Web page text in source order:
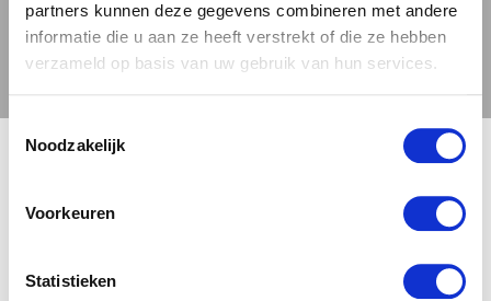
partners kunnen deze gegevens combineren met andere
informatie die u aan ze heeft verstrekt of die ze hebben
verzameld op basis van uw gebruik van hun services.
Toestemmingsselectie
Noodzakelijk
Voorkeuren
Statistieken
optimaal tot hun recht te laten komen. Bestel
nu bij Bierbink.nl en ervaar waarom deze Ierse
IPA internationale erkenning heeft gekregen -
bijzondere smaakervaring maakt.
Meer over de bierstijl IPA.
Download informatie
🍺 LEEFDTIJDSCHECK 🍺
Je moet 18 jaar of ouder zijn om deze site te bezoeken.
JA, IK BEN 18 JAAR OF OUDER NEE